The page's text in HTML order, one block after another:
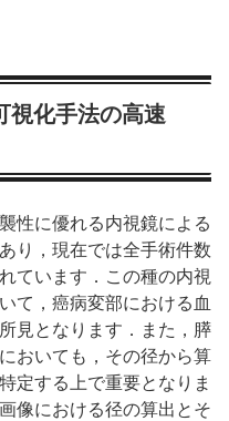
視化手法の高速
性に優れる内視鏡による
り，現在では全手術件数
ています．この種の内視
て，癌病変部における血
見となります．また，膵
おいても，その径から算
定する上で重要となりま
像における径の算出とそ